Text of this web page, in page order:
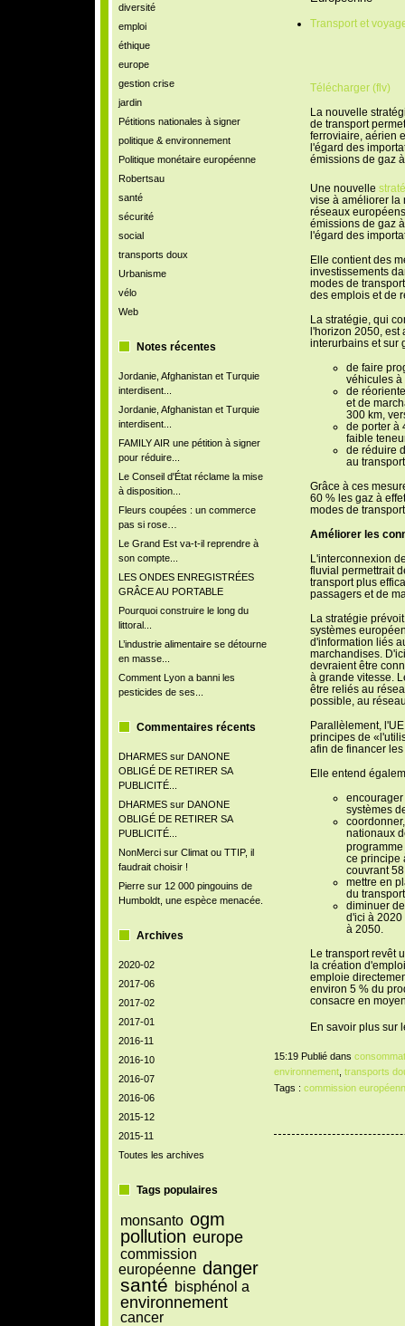
diversité
emploi
éthique
europe
gestion crise
jardin
Pétitions nationales à signer
politique & environnement
Politique monétaire européenne
Robertsau
santé
sécurité
social
transports doux
Urbanisme
vélo
Web
Notes récentes
Jordanie, Afghanistan et Turquie
interdisent...
Jordanie, Afghanistan et Turquie
interdisent...
FAMILY AIR une pétition à signer
pour réduire...
Le Conseil d'État réclame la mise
à disposition...
Fleurs coupées : un commerce
pas si rose…
Le Grand Est va-t-il reprendre à
son compte...
LES ONDES ENREGISTRÉES
GRÂCE AU PORTABLE
Pourquoi construire le long du
littoral...
L’industrie alimentaire se détourne
en masse...
Comment Lyon a banni les
pesticides de ses...
Commentaires récents
DHARMESsur DANONE
OBLIGÉ DE RETIRER SA
PUBLICITÉ...
DHARMESsur DANONE
OBLIGÉ DE RETIRER SA
PUBLICITÉ...
NonMercisur Climat ou TTIP, il
faudrait choisir !
Pierresur 12 000 pingouins de
Humboldt, une espèce menacée.
Archives
2020-02
2017-06
2017-02
2017-01
2016-11
2016-10
2016-07
2016-06
2015-12
2015-11
Toutes les archives
Tags populaires
monsanto ogm
pollution europe
commission
européenne danger
santé bisphénol a
environnement
cancer
Transport et
Télécharger (flv)
La nouvelle
de transport
ferroviaire, aérien
l'égard des
émissions de gaz
Une nouvelle
vise à améliorer la
réseaux
émissions de gaz
l'égard des
Elle contient des
investissements
modes de
des emplois et de
La stratégie, qui
l'horizon 2050, est
interurbains et sur
de faire
véhicules à
de
et de
300 km,
de porter à
faible
de réduire
au
Grâce à ces
60 % les gaz à
modes de
Améliorer les
L'interconnexion
fluvial permettrait
transport plus
passagers et de
La stratégie
systèmes
d'information liés
marchandises.
devraient être
à grande vitesse.
être reliés au
possible, au
Parallèlement,
principes de
afin de financer
Elle entend
encourager
systèmes
nationaux
ce principe
couvrant
mettre en
du
diminuer
d'ici à 2020
à 2050.
Le transport revêt
la création
emploie
environ 5 % du
consacre en
En savoir plus sur
15:19 Publié dans
environnement, transports
Tags : commission